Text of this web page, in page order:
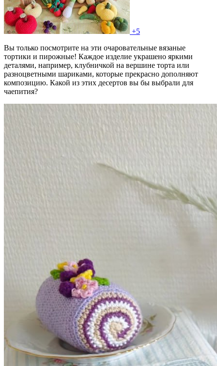
+5
Вы только посмотрите на эти очаровательные вязаные
тортики и пирожные! Каждое изделие украшено яркими
деталями, например, клубничкой на вершине торта или
разноцветными шариками, которые прекрасно дополняют
композицию. Какой из этих десертов вы бы выбрали для
чаепития?